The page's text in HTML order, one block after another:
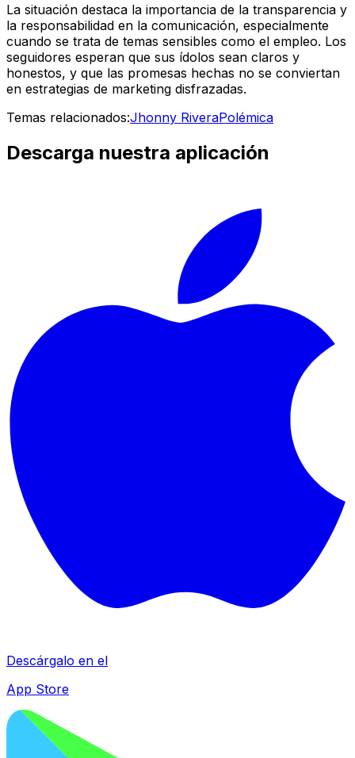
La situación destaca la importancia de la transparencia y
la responsabilidad en la comunicación, especialmente
cuando se trata de temas sensibles como el empleo. Los
seguidores esperan que sus ídolos sean claros y
honestos, y que las promesas hechas no se conviertan
en estrategias de marketing disfrazadas.
Temas relacionados:Jhonny RiveraPolémica
Descarga nuestra aplicación
Descárgalo en el
App Store